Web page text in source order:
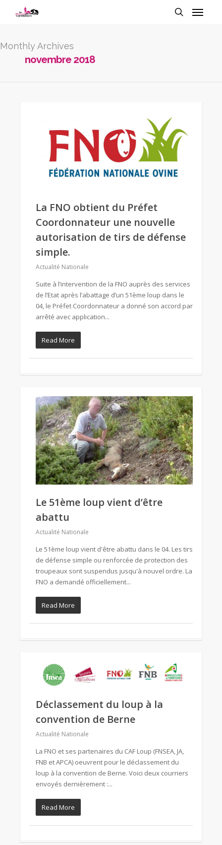
Monthly Archives
novembre 2018
La FNO obtient du Préfet
Coordonnateur une nouvelle
autorisation de tirs de défense
simple.
Actualité Nationale
Suite à l’intervention de la FNO auprès des services
de l’Etat après l’abattage d’un 51ème loup dans le
04, le Préfet Coordonnateur a donné son accord par
arrêté avec application...
Read More
Le 51ème loup vient d’être
abattu
Actualité Nationale
Le 51ème loup vient d'être abattu dans le 04. Les tirs
de défense simple ou renforcée de protection des
troupeaux sont suspendus jusqu'à nouvel ordre. La
FNO a demandé officiellement...
Read More
Déclassement du loup à la
convention de Berne
Actualité Nationale
La FNO et ses partenaires du CAF Loup (FNSEA, JA,
FNB et APCA) oeuvrent pour le déclassement du
loup à la convention de Berne. Voici deux courriers
envoyés dernièrement :...
Read More